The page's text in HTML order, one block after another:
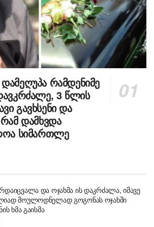
რამდენიმე
3 წლის
გავხსენი და
დამხვდა
სიმართლე
და ოჯახმა ის დაკრძალა, იმავე
მოულოდნელად გოგონას ოჯახში
ხმა გაისმა